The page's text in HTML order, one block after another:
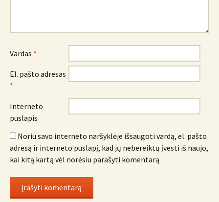
Vardas *
El. pašto adresas
*
Interneto
puslapis
Noriu savo interneto naršyklėje išsaugoti vardą, el. pašto
adresą ir interneto puslapį, kad jų nebereiktų įvesti iš naujo,
kai kitą kartą vėl norėsiu parašyti komentarą.